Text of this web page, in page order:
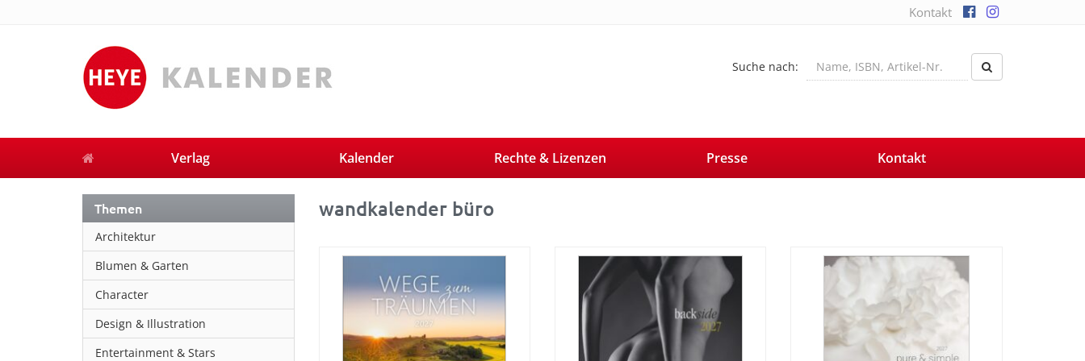
Kontakt
Suche nach:
Verlag Kalender Rechte & Lizenzen Presse Kontakt
Themen
Architektur
Blumen & Garten
Character
Design & Illustration
Entertainment & Stars
wandkalender büro